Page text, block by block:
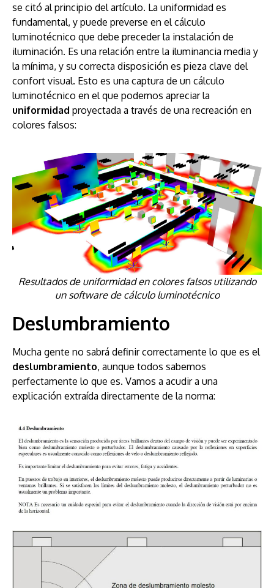
se citó al principio del artículo. La uniformidad es
fundamental, y puede preverse en el cálculo
luminotécnico que debe preceder la instalación de
iluminación. Es una relación entre la iluminancia media y
la mínima, y su correcta disposición es pieza clave del
confort visual. Esto es una captura de un cálculo
luminotécnico en el que podemos apreciar la
uniformidad proyectada a través de una recreación en
colores falsos:
Resultados de uniformidad en colores falsos utilizando
un software de cálculo luminotécnico
Deslumbramiento
Mucha gente no sabrá definir correctamente lo que es el
deslumbramiento, aunque todos sabemos
perfectamente lo que es. Vamos a acudir a una
explicación extraída directamente de la norma: